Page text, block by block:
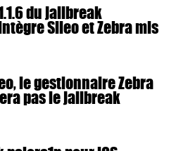
du jailbreak
Sileo et Zebra mis
le gestionnaire Zebra
pas le jailbreak